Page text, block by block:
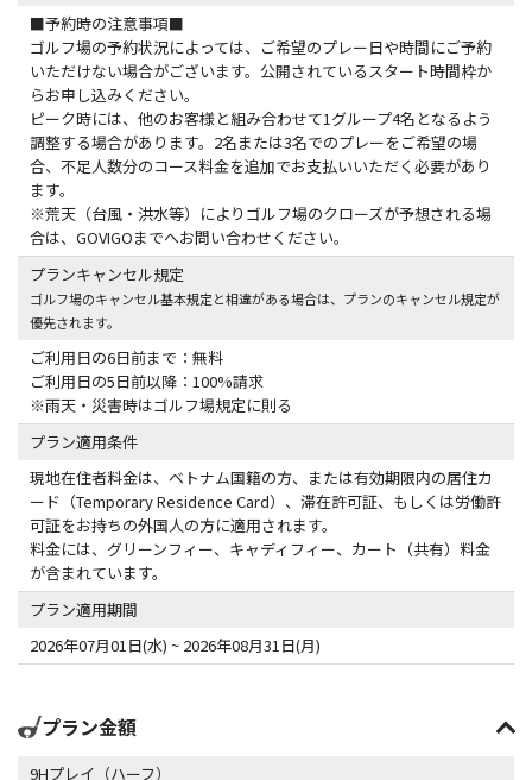
■予約時の注意事項■
ゴルフ場の予約状況によっては、ご希望のプレー日や時間にご予約
いただけない場合がございます。公開されているスタート時間枠か
らお申し込みください。
ピーク時には、他のお客様と組み合わせて1グループ4名となるよう
調整する場合があります。2名または3名でのプレーをご希望の場
合、不足人数分のコース料金を追加でお支払いいただく必要があり
ます。
※荒天（台風・洪水等）によりゴルフ場のクローズが予想される場
合は、GOVIGOまでへお問い合わせください。
プランキャンセル規定
ゴルフ場のキャンセル基本規定と相違がある場合は、プランのキャンセル規定が
優先されます。
ご利用日の6日前まで：無料
ご利用日の5日前以降：100%請求
※雨天・災害時はゴルフ場規定に則る
プラン適用条件
現地在住者料金は、ベトナム国籍の方、または有効期限内の居住カ
ード（Temporary Residence Card）、滞在許可証、もしくは労働許
可証をお持ちの外国人の方に適用されます。
料金には、グリーンフィー、キャディフィー、カート（共有）料金
が含まれています。
プラン適用期間
2026年07月01日(水) ~ 2026年08月31日(月)
プラン金額
9Hプレイ（ハーフ）